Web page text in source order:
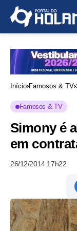
Início Famosos & TV
Famosos & TV
Simony é
em
26/12/2014 17h22